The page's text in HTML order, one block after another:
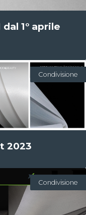
1° aprile
Condivisione
2023
Condivisione